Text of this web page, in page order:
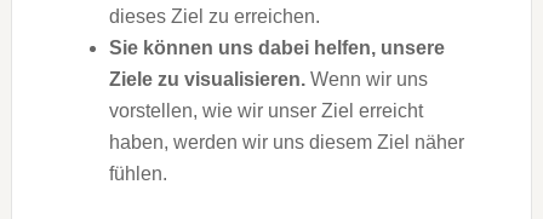
dieses Ziel zu erreichen.
Sie können uns dabei helfen, unsere
Ziele zu visualisieren.Wenn wir uns
vorstellen, wie wir unser Ziel erreicht
haben, werden wir uns diesem Ziel näher
fühlen.